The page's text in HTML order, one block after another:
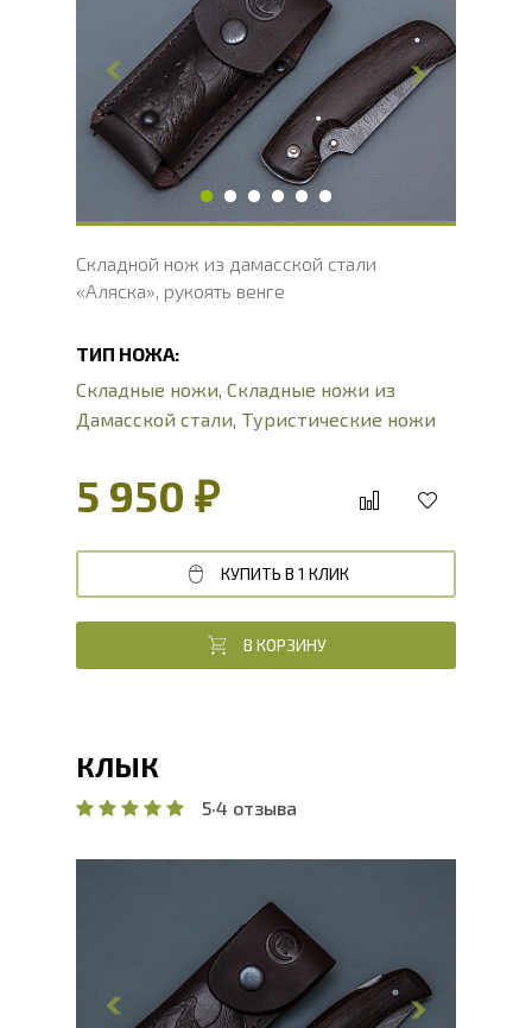
Длина клинка, мм
Ширина клинка, мм
31
Толщина обуха, мм
2.7
Ширина рукояти, мм
26.1
Длина рукояти, мм
122.5
Толщина рукояти, мм
Твердость клинка, HRC
60 - 62 HRC
Складной нож из дамасской стали
«Аляска», рукоять венге
ТИП НОЖА:
Складные ножи, Складные ножи из
Дамасской стали, Туристические ножи
5 950 ₽
КУПИТЬ В 1 КЛИК
В КОРЗИНУ
КЛЫК
5·4 отзыва
Длина клинка, мм
Ширина клинка, мм
27.5
Толщина обуха, мм
2.9
Ширина рукояти, мм
25.6